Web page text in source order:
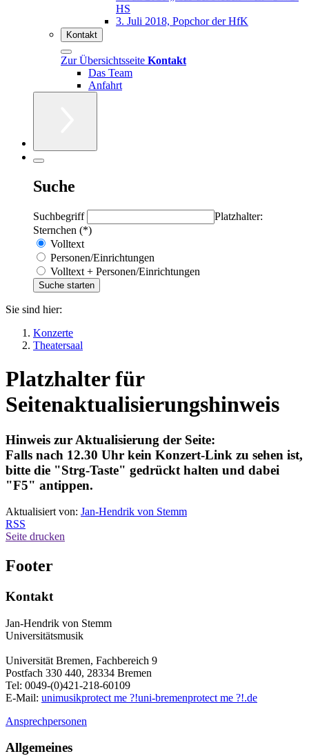
HS
3. Juli 2018, Popchor der HfK
Kontakt
Zur Übersichtsseite Kontakt
Das Team
Anfahrt
Suche
Suchbegriff
Platzhalter:
Sternchen (*)
Volltext
Personen/Einrichtungen
Volltext + Personen/Einrichtungen
Sie sind hier:
Konzerte
Theatersaal
Platzhalter für
Seitenaktualisierungshinweis
Hinweis zur Aktualisierung der Seite:
Falls nach 12.30 Uhr kein Konzert-Link zu sehen ist,
bitte die "Strg-Taste" gedrückt halten und dabei
"F5" antippen.
Aktualisiert von: Jan-Hendrik von Stemm
RSS
Seite drucken
Footer
Kontakt
Jan-Hendrik von Stemm
Universitätsmusik
Universität Bremen, Fachbereich 9
Postfach 330 440, 28334 Bremen
Tel: 0049-(0)421-218-60109
E-Mail: unimusikprotect me ?!uni-bremenprotect me ?!.de
Ansprechpersonen
Allgemeines